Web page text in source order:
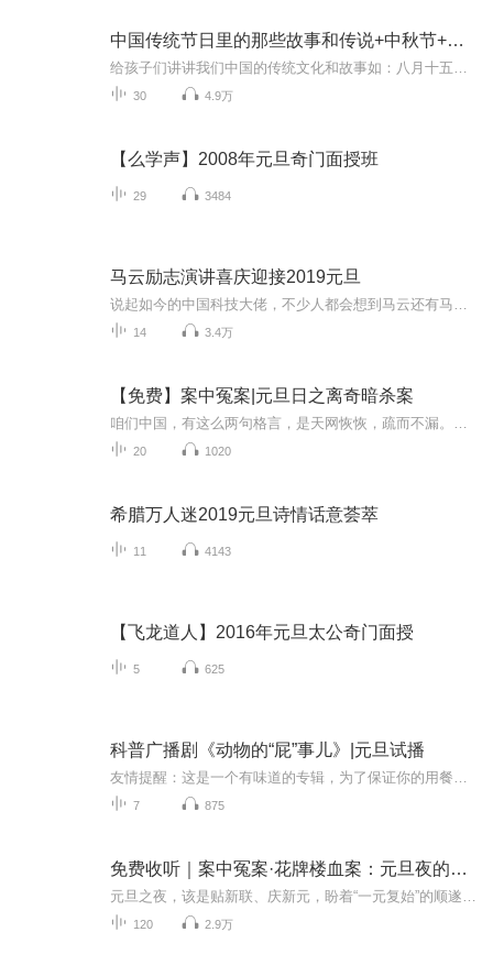
中国传统节日里的那些故事和传说+中秋节+元旦春节等
30 4.9万
【么学声】2008年元旦奇门面授班
29 3484
马云励志演讲喜庆迎接2019元旦
14 3.4万
【免费】案中冤案|元旦日之离奇暗杀案
20 1020
希腊万人迷2019元旦诗情话意荟萃
11 4143
【飞龙道人】2016年元旦太公奇门面授
5 625
科普广播剧《动物的“屁”事儿》|元旦试播
7 875
免费收听｜案中冤案·花牌楼血案：元旦夜的沉冤与昭雪
120 2.9万